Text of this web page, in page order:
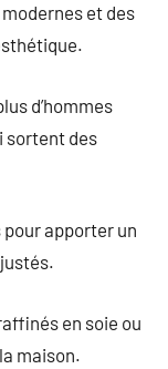
et des
d’hommes
sortent des
apporter un
en soie ou
maison.